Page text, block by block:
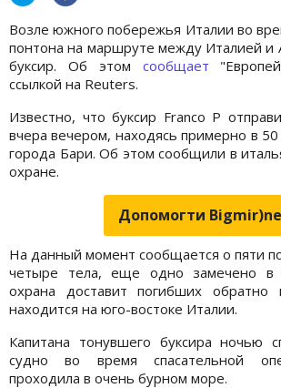
Возле южного побережья Италии во
понтона на маршруте между Италией и
буксир. Об этом сообщает
ссылкой на Reuters.
Известно, что буксир Franco P
вчера вечером, находясь примерно в
города Бари. Об этом сообщили в
охране.
Допомогти
На данный момент сообщается о пяти
четыре тела, еще одно замечено в
охрана доставит погибших
находится на юго-востоке Италии.
Капитана тонувшего буксира ночью
судно во время спасательной
проходила в очень бурном море.